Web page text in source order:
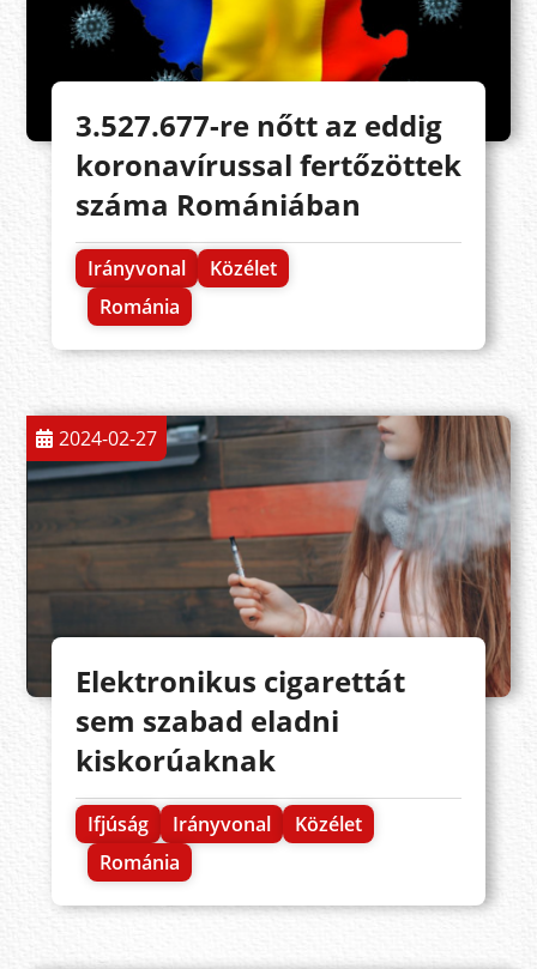
3.527.677-re nőtt az eddig
koronavírussal fertőzöttek
száma Romániában
Irányvonal
Közélet
Románia
2024-02-27
Elektronikus cigarettát
sem szabad eladni
kiskorúaknak
Ifjúság Irányvonal
Közélet
Románia